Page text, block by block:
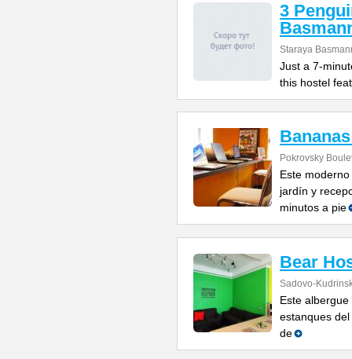
3
Staraya
Just a 7-
this hostel
Pokrovsky
Este
jardín y
minutos a pie
Bear
Sadovo-
Este
estanques
de